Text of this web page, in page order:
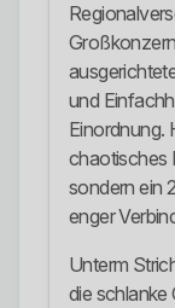
und
Einordnung.
chaotisches
sondern ein
enger
Unterm
die schlanke